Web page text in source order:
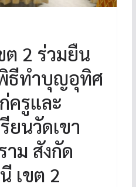
2 ร่วมยืน
ธีทำบุญอุทิศ
ครูและ
ยนวัดเขา
าม สังกัด
เขต 2